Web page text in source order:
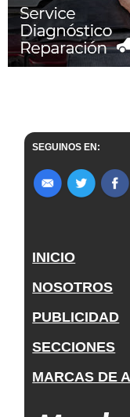
SEGUINOS EN:
INICIO
NOSOTROS
PUBLICIDAD
SECCIONES
MARCAS DE